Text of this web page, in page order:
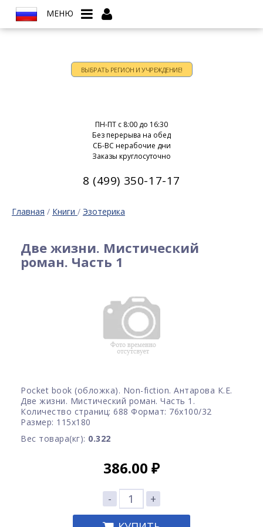
МЕНЮ
ВЫБРАТЬ РЕГИОН И УЧРЕЖДЕНИЕ!
ПН-ПТ c 8:00 до 16:30
Без перерыва на обед
СБ-ВС нерабочие дни
Заказы круглосуточно
8 (499) 350-17-17
Главная / Книги / Эзотерика
Две жизни. Мистический
роман. Часть 1
Pocket book (обложка). Non-fiction. Антарова К.Е.
Две жизни. Мистический роман. Часть 1.
Количество страниц: 688 Формат: 76x100/32
Размер: 115х180
Вес товара(кг): 0.322
386.00 ₽
-
+